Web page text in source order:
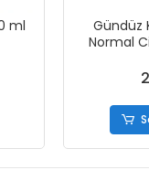
ml
Gündüz
Normal